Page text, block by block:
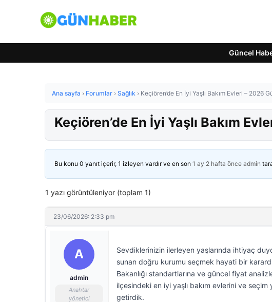
Güncel
Ana sayfa › Forumlar › Sağlık › Keçiören’de En İyi Yaşlı Bakım Evleri – 2026
Keçiören’de En İyi Yaşlı Bakım
Bu konu 0 yanıt içerir, 1 izleyen vardır ve en son 1 ay 2 hafta önce admin
1 yazı görüntüleniyor (toplam 1)
23/06/2026: 2:33 pm
A
admin
Anahtar
yönetici
Sevdiklerinizin ilerleyen yaşlarında ihtiyaç
sunan doğru kurumu seçmek hayati bir
Bakanlığı standartlarına ve güncel fiyat
ilçesindeki en iyi yaşlı bakım evlerini ve
getirdik.